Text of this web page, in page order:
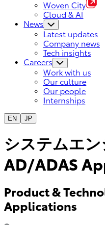
Woven City
Cloud & AI
News
Latest updates
Company news
Tech insights
Careers
Work with us
Our culture
Our people
Internships
EN JP
システムエン
AD/ADAS
Product &
Applications